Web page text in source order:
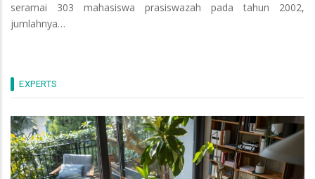
seramai 303 mahasiswa prasiswazah pada tahun 2002,
jumlahnya…
EXPERTS